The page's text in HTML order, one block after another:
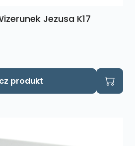
Jezusa K17
produkt